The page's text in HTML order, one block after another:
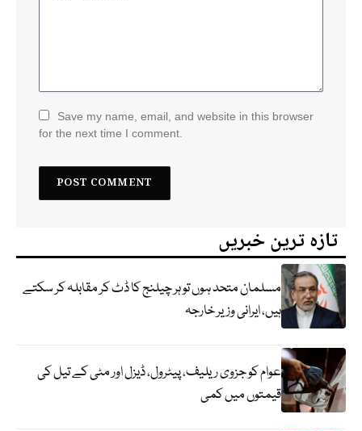
Save my name, email, and website in this browser
for the next time I comment.
تازہ ترین خبریں
مسلمان متحد ہوں تو ہر چیلنج کا ڈٹ کر مقابلہ کر سکتے
ہیں، ایرانی وزیر خارجہ
عوام کو جزوی ریلیف، پیٹرول، ڈیزل اور مٹی کے تیل کی
قیمتوں میں کمی